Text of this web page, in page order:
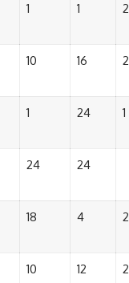
1 1
10 16
1 24 1
24 24
18 4
10 12